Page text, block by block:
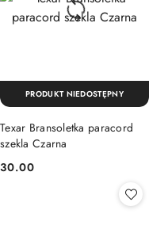
Texar Bransoletka paracord
szekla Czarna
Cena:
30.00
PRODUKT NIEDOSTĘPNY